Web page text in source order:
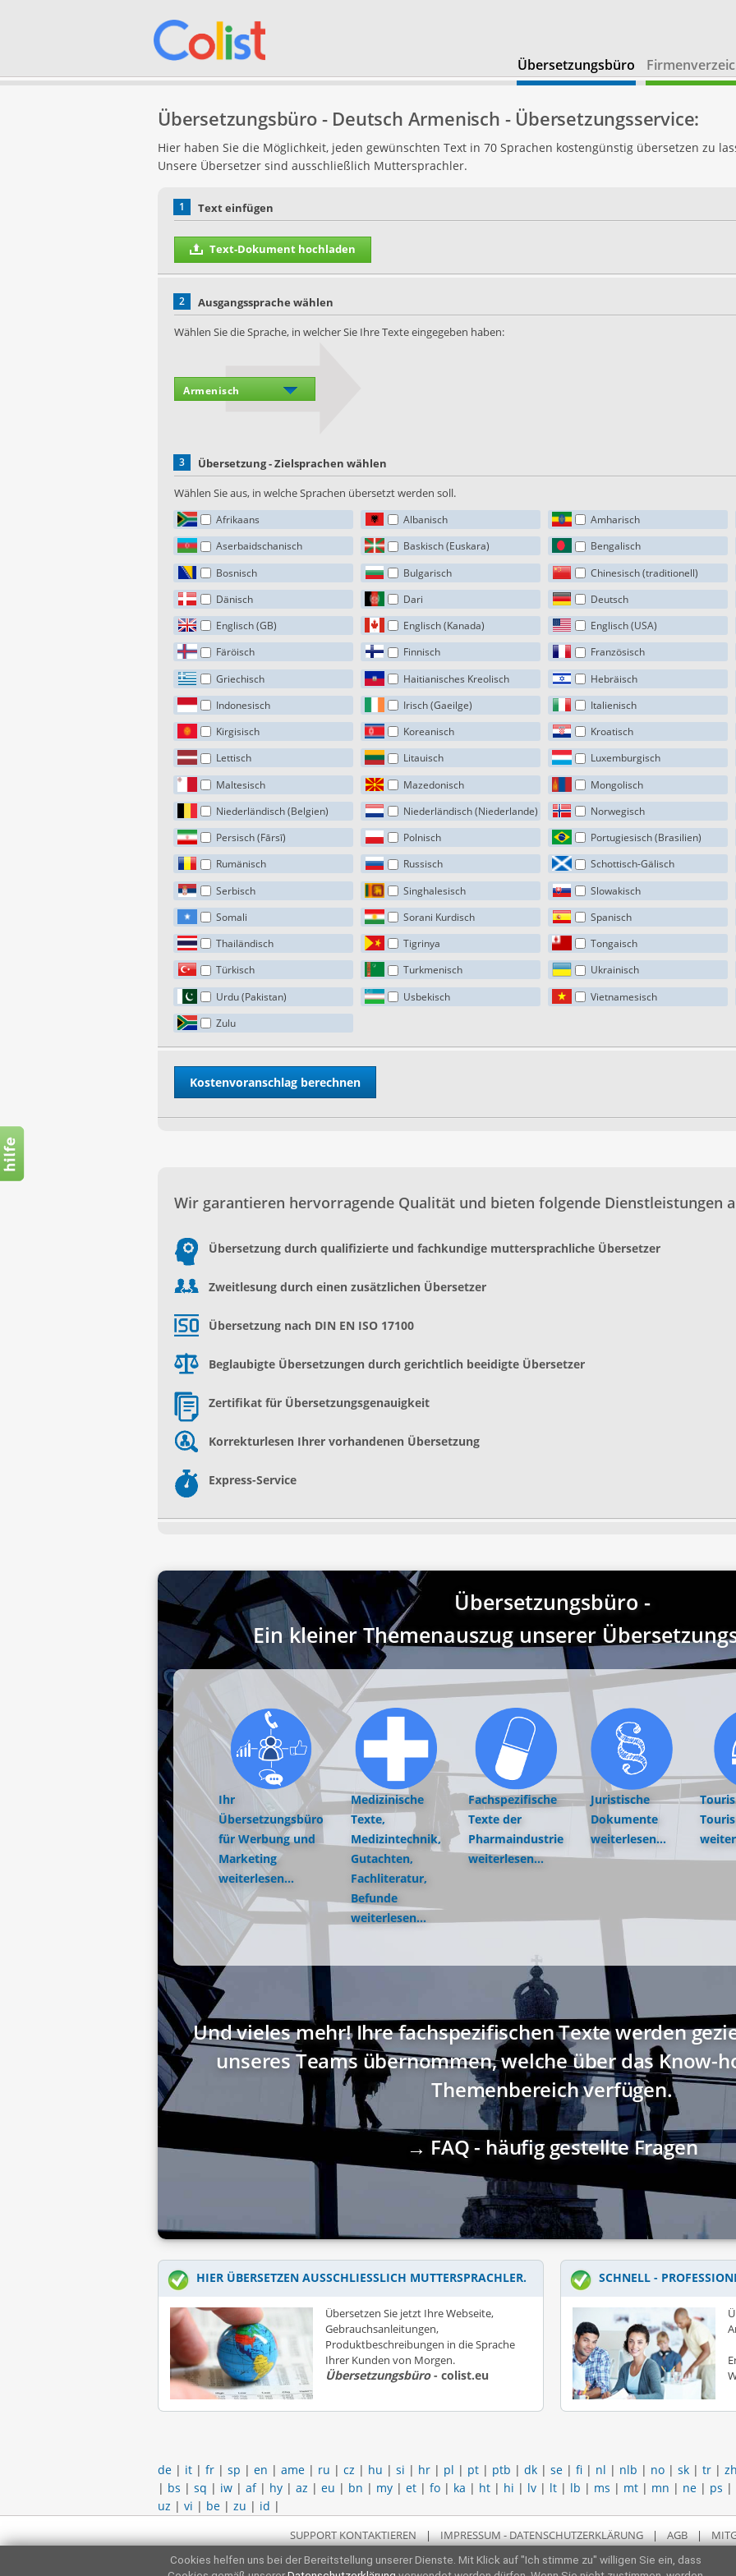
Übersetzungsbüro
Übersetzungsbüro - Deutsch Armenisch - Übersetzungsservice:
Hier haben Sie die Möglichkeit, jeden gewünschten Text in 70 Sprachen kostengünstig übersetzen zu
Unsere Übersetzer sind ausschließlich Muttersprachler.
1 Text einfügen
Text-Dokument hochladen
2
Ausgangssprache wählen
Wählen Sie die Sprache, in welcher Sie Ihre Texte eingegeben haben:
3
Übersetzung - Zielsprachen wählen
Wählen Sie aus, in welche Sprachen übersetzt werden soll.
Afrikaans Albanisch
Amharisch
Aserbaidschanisch
Baskisch (Euskara)
Bengalisch
Bosnisch
Bulgarisch
Chinesisch (traditionell)
Dänisch
Dari
Deutsch
Englisch (GB)
Englisch (Kanada)
Englisch (USA)
Färöisch
Finnisch
Französisch
Griechisch
Haitianisches Kreolisch
Hebräisch
Indonesisch
Irisch (Gaeilge)
Italienisch
Kirgisisch
Koreanisch
Kroatisch
Lettisch
Litauisch
Luxemburgisch
Maltesisch
Mazedonisch
Mongolisch
Niederländisch (Belgien)
Niederländisch (Niederlande)
Norwegisch
Persisch (Fārsī)
Polnisch
Portugiesisch (Brasilien)
Rumänisch
Russisch
Schottisch-Gälisch
Serbisch
Singhalesisch
Slowakisch
Somali
Sorani Kurdisch
Spanisch
Thailändisch
Tigrinya
Tongaisch
Türkisch
Turkmenisch
Ukrainisch
Urdu (Pakistan)
Usbekisch
Vietnamesisch
Zulu
Wir garantieren hervorragende Qualität und bieten folgende Dienstleistungen
Übersetzung durch qualifizierte und fachkundige muttersprachliche Übersetzer
Zweitlesung durch einen zusätzlichen Übersetzer
Übersetzung nach DIN EN ISO 17100
Beglaubigte Übersetzungen durch gerichtlich beeidigte Übersetzer
Zertifikat für Übersetzungsgenauigkeit
Korrekturlesen Ihrer vorhandenen Übersetzung
Express-Service
Übersetzungsbüro -
Ein kleiner Themenauszug unserer
Ihr
Übersetzungsbüro
für Werbung und
Marketing
weiterlesen...
Medizinische
Texte,
Medizintechnik,
Gutachten,
Fachliteratur,
Befunde
weiterlesen...
Fachspezifische
Texte der
Pharmaindustrie
weiterlesen...
Juristische
Dokumente
weiterlesen...
Und vieles mehr! Ihre fachspezifischen Texte werden
unseres Teams übernommen, welche über das Know-
Themenbereich verfügen.
→ FAQ - häufig gestellte Fragen
HIER ÜBERSETZEN AUSSCHLIESSLICH MUTTERSPRACHLER.
Übersetzen Sie jetzt Ihre Webseite,
Gebrauchsanleitungen,
Produktbeschreibungen in die Sprache
Ihrer Kunden von Morgen.
Übersetzungsbüro- colist.eu
SCHNELL -
de | it | fr | sp | en | ame | ru | cz | hu | si | hr | pl | pt | ptb | dk | se | fi | nl | nlb | no | sk | tr |
| bs | sq | iw | af| hy | az | eu | bn | my | et | fo | ka | ht | hi | lv | lt | lb | ms | mt | mn | ne | ps |
uz | vi | be | zu | id |
SUPPORT KONTAKTIEREN | IMPRESSUM - DATENSCHUTZERKLÄRUNG | AGB |
Cookies helfen uns bei der Bereitstellung unserer Dienste. Mit Klick auf "Ich stimme zu" willigen Sie ein, dass